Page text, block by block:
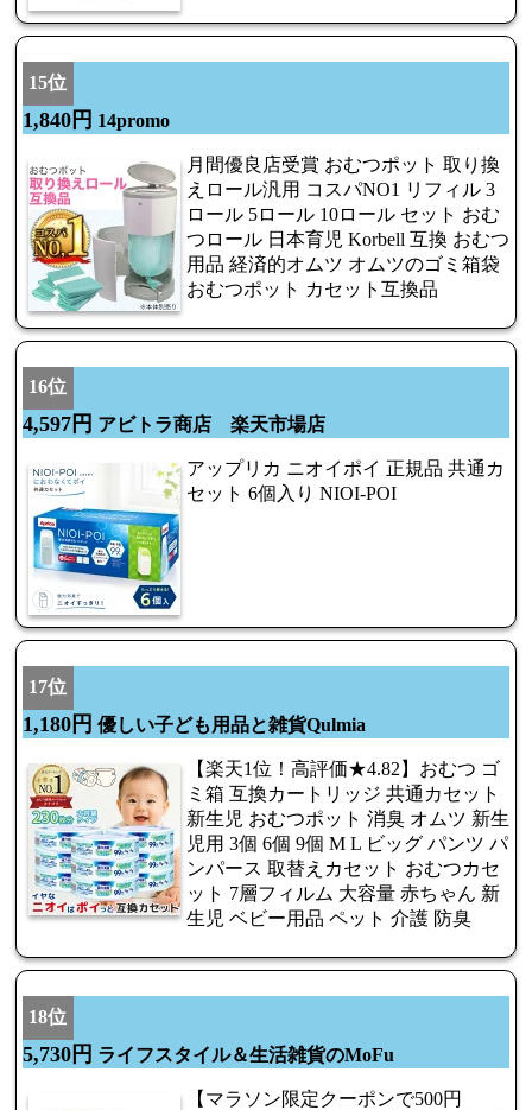
15位
1,840円 14promo
月間優良店受賞 おむつポット 取り換
えロール汎用 コスパNO1 リフィル 3
ロール 5ロール 10ロール セット おむ
つロール 日本育児 Korbell 互換 おむつ
用品 経済的オムツ オムツのゴミ箱袋
おむつポット カセット互換品
16位
4,597円 アビトラ商店 楽天市場店
アップリカ ニオイポイ 正規品 共通カ
セット 6個入り NIOI-POI
17位
1,180円 優しい子ども用品と雑貨Qulmia
【楽天1位！高評価★4.82】おむつ ゴ
ミ箱 互換カートリッジ 共通カセット
新生児 おむつポット 消臭 オムツ 新生
児用 3個 6個 9個 M L ビッグ パンツ パ
ンパース 取替えカセット おむつカセ
ット 7層フィルム 大容量 赤ちゃん 新
生児 ベビー用品 ペット 介護 防臭
18位
5,730円 ライフスタイル＆生活雑貨のMoFu
【マラソン限定クーポンで500円